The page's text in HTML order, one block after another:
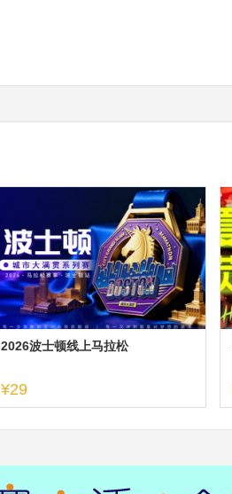
2026波士顿线上马拉松
¥29